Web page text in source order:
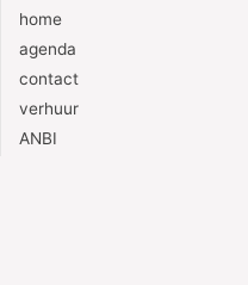
home
agenda
contact
verhuur
ANBI